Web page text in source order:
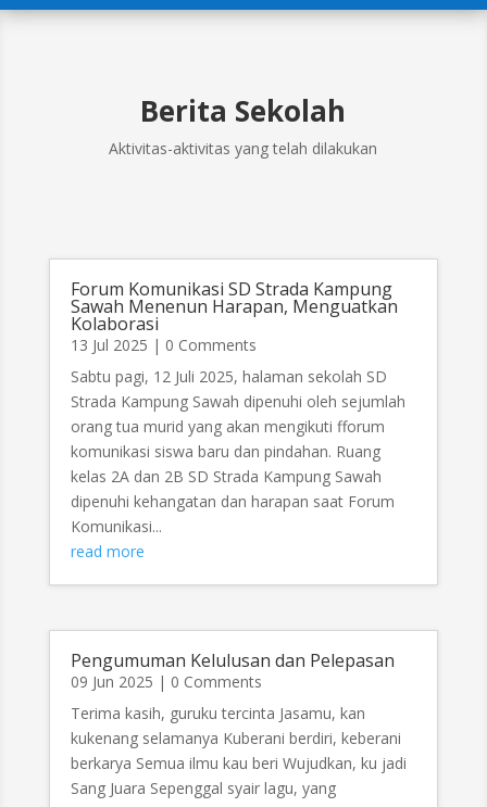
Berita Sekolah
Aktivitas-aktivitas yang telah dilakukan
Forum Komunikasi SD Strada Kampung
Sawah Menenun Harapan, Menguatkan
Kolaborasi
13 Jul 2025 | 0 Comments
Sabtu pagi, 12 Juli 2025, halaman sekolah SD
Strada Kampung Sawah dipenuhi oleh sejumlah
orang tua murid yang akan mengikuti fforum
komunikasi siswa baru dan pindahan. Ruang
kelas 2A dan 2B SD Strada Kampung Sawah
dipenuhi kehangatan dan harapan saat Forum
Komunikasi...
read more
Pengumuman Kelulusan dan Pelepasan
09 Jun 2025 | 0 Comments
Terima kasih, guruku tercinta Jasamu, kan
kukenang selamanya Kuberani berdiri, keberani
berkarya Semua ilmu kau beri Wujudkan, ku jadi
Sang Juara Sepenggal syair lagu, yang